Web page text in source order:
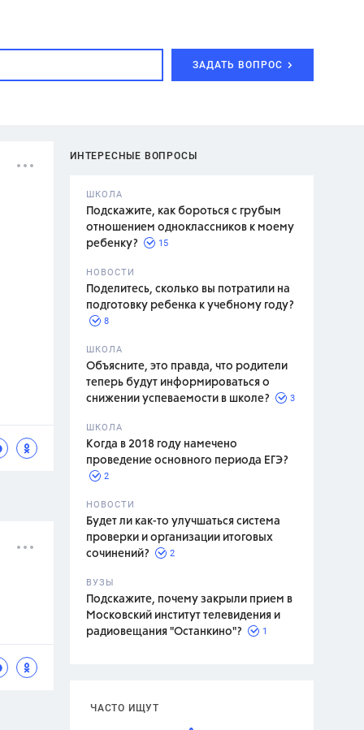
ЗАДАТЬ ВОПРОС
ИНТЕРЕСНЫЕ ВОПРОСЫ
ШКОЛА
Подскажите, как бороться с грубым
отношением одноклассников к моему
ребенку?
15
НОВОСТИ
Поделитесь, сколько вы потратили на
подготовку ребенка к учебному году?
8
ШКОЛА
Объясните, это правда, что родители
теперь будут информироваться о
снижении успеваемости в школе?
3
ШКОЛА
Когда в 2018 году намечено
проведение основного периода ЕГЭ?
2
НОВОСТИ
Будет ли как-то улучшаться система
проверки и организации итоговых
сочинений?
2
ВУЗЫ
Подскажите, почему закрыли прием в
Московский институт телевидения и
радиовещания "Останкино"?
1
ЧАСТО ИЩУТ